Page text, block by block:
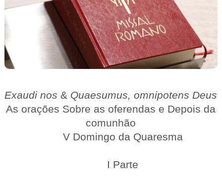
Exaudi nos & Quaesumus, omnipotens Deus
As orações Sobre as oferendas e Depois da
comunhão
V Domingo da Quaresma
I Parte